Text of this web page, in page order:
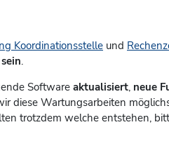
Koordinationsstelle und
.
Softwareaktualisiert, neue
diese Wartungsarbeiten
trotzdem welche entstehen,